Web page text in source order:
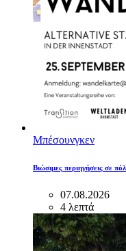
Μπέσουνγκεν
Βιώσιμες περιηγήσεις σε
07.08.2026
4 λεπτά